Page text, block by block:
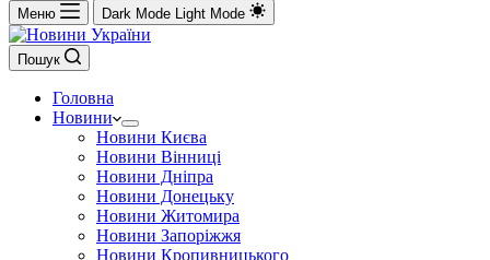
Меню Dark Mode Light Mode
Пошук
Головна
Новини
Новини Києва
Новини Вінниці
Новини Дніпра
Новини Донецьку
Новини Житомира
Новини Запоріжжя
Новини Кропивницького